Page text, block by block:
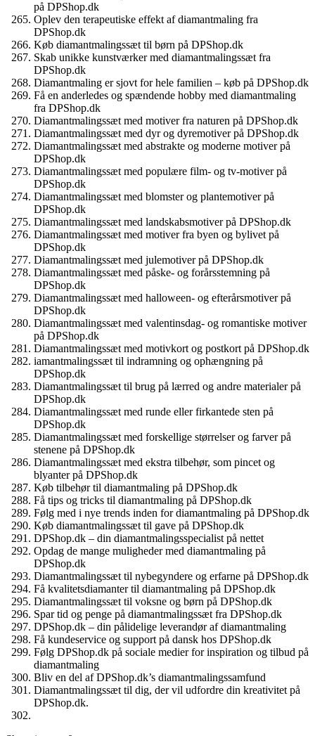
på DPShop.dk
Oplev den terapeutiske effekt af diamantmaling fra
DPShop.dk
Køb diamantmalingssæt til børn på DPShop.dk
Skab unikke kunstværker med diamantmalingssæt fra
DPShop.dk
Diamantmaling er sjovt for hele familien – køb på DPShop.dk
Få en anderledes og spændende hobby med diamantmaling
fra DPShop.dk
Diamantmalingssæt med motiver fra naturen på DPShop.dk
Diamantmalingssæt med dyr og dyremotiver på DPShop.dk
Diamantmalingssæt med abstrakte og moderne motiver på
DPShop.dk
Diamantmalingssæt med populære film- og tv-motiver på
DPShop.dk
Diamantmalingssæt med blomster og plantemotiver på
DPShop.dk
Diamantmalingssæt med landskabsmotiver på DPShop.dk
Diamantmalingssæt med motiver fra byen og bylivet på
DPShop.dk
Diamantmalingssæt med julemotiver på DPShop.dk
Diamantmalingssæt med påske- og forårsstemning på
DPShop.dk
Diamantmalingssæt med halloween- og efterårsmotiver på
DPShop.dk
Diamantmalingssæt med valentinsdag- og romantiske motiver
på DPShop.dk
Diamantmalingssæt med motivkort og postkort på DPShop.dk
iamantmalingssæt til indramning og ophængning på
DPShop.dk
Diamantmalingssæt til brug på lærred og andre materialer på
DPShop.dk
Diamantmalingssæt med runde eller firkantede sten på
DPShop.dk
Diamantmalingssæt med forskellige størrelser og farver på
stenene på DPShop.dk
Diamantmalingssæt med ekstra tilbehør, som pincet og
blyanter på DPShop.dk
Køb tilbehør til diamantmaling på DPShop.dk
Få tips og tricks til diamantmaling på DPShop.dk
Følg med i nye trends inden for diamantmaling på DPShop.dk
Køb diamantmalingssæt til gave på DPShop.dk
DPShop.dk – din diamantmalingsspecialist på nettet
Opdag de mange muligheder med diamantmaling på
DPShop.dk
Diamantmalingssæt til nybegyndere og erfarne på DPShop.dk
Få kvalitetsdiamanter til diamantmaling på DPShop.dk
Diamantmalingssæt til voksne og børn på DPShop.dk
Spar tid og penge på diamantmalingssæt fra DPShop.dk
DPShop.dk – din pålidelige leverandør af diamantmaling
Få kundeservice og support på dansk hos DPShop.dk
Følg DPShop.dk på sociale medier for inspiration og tilbud på
diamantmaling
Bliv en del af DPShop.dk’s diamantmalingssamfund
Diamantmalingssæt til dig, der vil udfordre din kreativitet på
DPShop.dk.